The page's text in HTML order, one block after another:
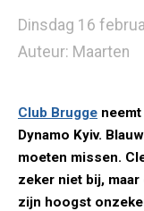
Dinsdag 16
Auteur: Maarten
Club Brugge
Dynamo Kyiv.
moeten missen.
zeker niet bij, maar
zijn hoogst